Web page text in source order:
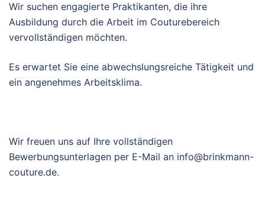
Wir suchen engagierte Praktikanten, die ihre
Ausbildung durch die Arbeit im Couturebereich
vervollständigen möchten.
Es erwartet Sie eine abwechslungsreiche Tätigkeit und
ein angenehmes Arbeitsklima.
Wir freuen uns auf Ihre vollständigen
Bewerbungsunterlagen per E-Mail an info@brinkmann-
couture.de.